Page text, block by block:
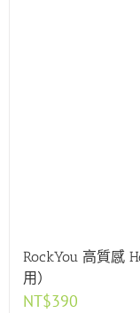
RockYou 高質感
用）
NT$390